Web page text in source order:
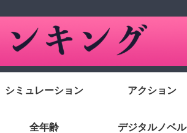
シミュレーション アクション
全年齢 デジタルノベル